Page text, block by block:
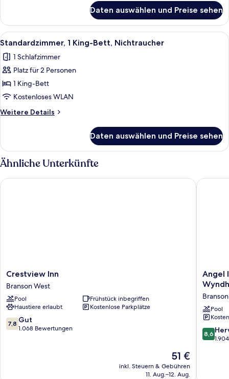
2 Queen-
Betten,
Nichtraucher
Daten auswählen und Preise sehen
Alle
Fotos
für
Standardzimmer,
1 King-
Bett,
Nichtraucher
anzeigen
Ein Hotelzimmer mit Bett, Sofa,
7
Standardzimmer, 1 King-Bett, Nichtraucher
1 Schlafzimmer
Platz für 2 Personen
1 King-Bett
Kostenloses WLAN
Weitere Details
Weitere
1 King-
Bett,
Nichtraucher
Daten auswählen und Preise sehen
Ähnliche Unterkünfte
Crestview
Inn
Branson
West
Crestview Inn
Branson West
Pool
Frühstück inbegriffen
Haustiere erlaubt
Kostenlose Parkplätze
7.8
von
7,8 Gut
1.068 Bewertungen
Der
Preis
beträgt
51 €
inkl. Steuern & Gebühren
11. Aug.–12. Aug.
Crestview Inn
Angel
Inn
Near
IMAX,
a
by
Angel
Pool
8.6
von
8,6
Angel